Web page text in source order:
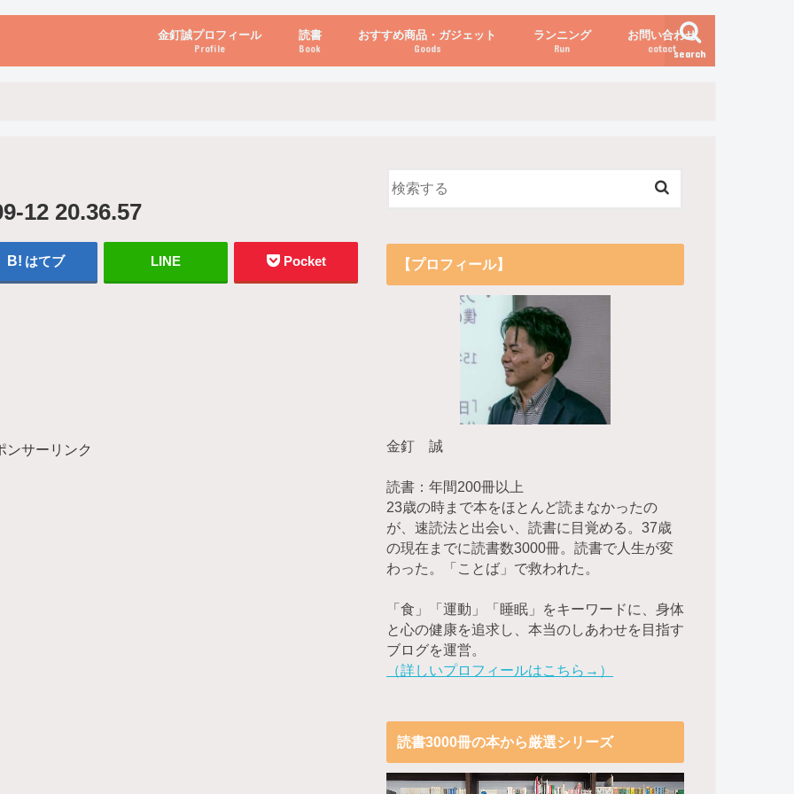
search
金釘誠プロフィール
Profile
読書
Book
おすすめ商品・ガジェット
Goods
ランニング
Run
お問い合わせ
cotact
12 20.36.57
はてブ LINE Pocket
ンサーリンク
【プロフィール】
金釘 誠
読書：年間200冊以上
23歳の時まで本をほとんど読まなかったの
が、速読法と出会い、読書に目覚める。37歳
の現在までに読書数3000冊。読書で人生が変
わった。「ことば」で救われた。
「食」「運動」「睡眠」をキーワードに、身体
と心の健康を追求し、本当のしあわせを目指す
ブログを運営。
（詳しいプロフィールはこちら→）
読書3000冊の本から厳選シリーズ